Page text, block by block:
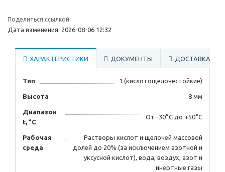
Поделиться ссылкой:
Дата изменения: 2026-08-06 12:32
ХАРАКТЕРИСТИКИ ДОКУМЕНТЫ ДОСТАВКА
Тип 1 (кислотощелочестойкие)
Высота 8 мм
Диапазон
t, °С
От -30°С до +50°С
Рабочая
среда
Растворы кислот и щелочей массовой
долей до 20% (за исключением азотной и
уксусной кислот), вода, воздух, азот и
инертные газы